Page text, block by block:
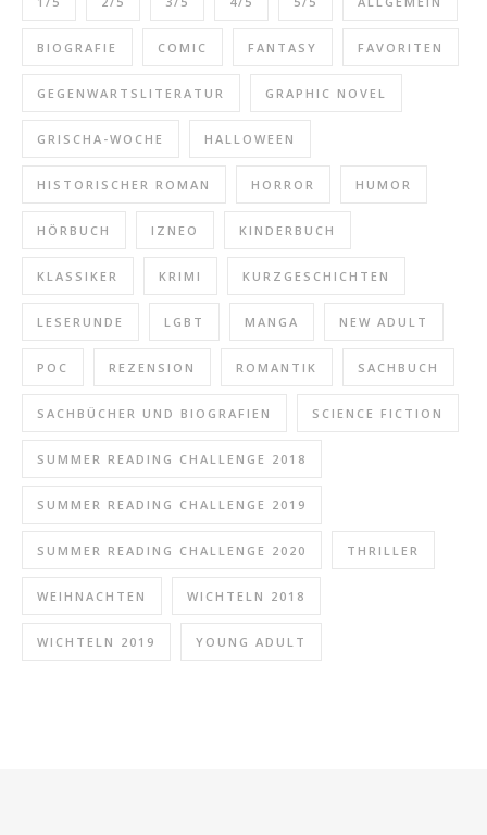
BIOGRAFIE COMIC FANTASY FAVORITEN
GEGENWARTSLITERATUR GRAPHIC NOVEL
GRISCHA-WOCHE HALLOWEEN
HISTORISCHER ROMAN HORROR HUMOR
HÖRBUCH IZNEO KINDERBUCH
KLASSIKER KRIMI KURZGESCHICHTEN
LESERUNDE LGBT MANGA NEW ADULT
POC REZENSION ROMANTIK SACHBUCH
SACHBÜCHER UND BIOGRAFIEN SCIENCE FICTION
SUMMER READING CHALLENGE 2018
SUMMER READING CHALLENGE 2019
SUMMER READING CHALLENGE 2020 THRILLER
WEIHNACHTEN WICHTELN 2018
WICHTELN 2019 YOUNG ADULT